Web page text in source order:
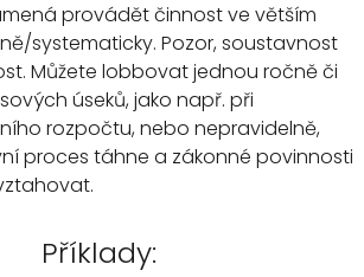
provádět činnost ve větším
systematicky. Pozor, soustavnost
Můžete lobbovat jednou ročně či
úseků, jako např. při
rozpočtu, nebo nepravidelně,
proces táhne a zákonné povinnosti
Příklady: